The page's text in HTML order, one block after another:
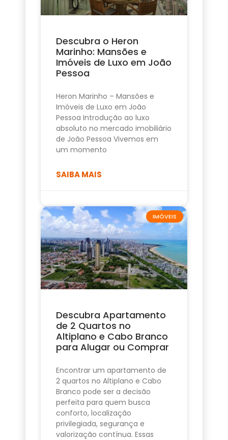
Descubra o Heron
Marinho: Mansões e
Imóveis de Luxo em João
Pessoa
Heron Marinho – Mansões e
Imóveis de Luxo em João
Pessoa Introdução ao luxo
absoluto no mercado imobiliário
de João Pessoa Vivemos em
um momento
SAIBA MAIS
IMÓVEIS
Descubra Apartamento
de 2 Quartos no
Altiplano e Cabo Branco
para Alugar ou Comprar
Encontrar um apartamento de
2 quartos no Altiplano e Cabo
Branco pode ser a decisão
perfeita para quem busca
conforto, localização
privilegiada, segurança e
valorização contínua. Essas